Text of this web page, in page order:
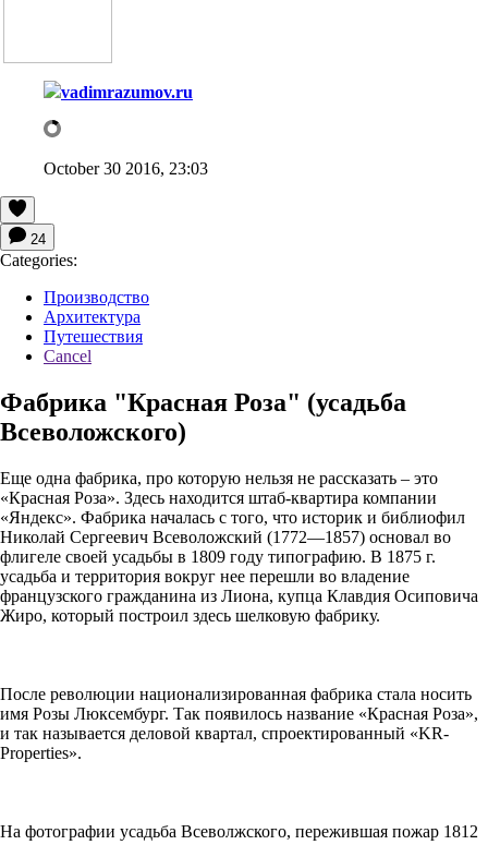
vadimrazumov.ru
October 30 2016, 23:03
24
Categories:
Производство
Архитектура
Путешествия
Cancel
Фабрика "Красная Роза" (усадьба
Всеволожского)
Еще одна фабрика, про которую нельзя не рассказать – это
«Красная Роза». Здесь находится штаб-квартира компании
«Яндекс». Фабрика началась с того, что историк и библиофил
Николай Сергеевич Всеволожский (1772—1857) основал во
флигеле своей усадьбы в 1809 году типографию. В 1875 г.
усадьба и территория вокруг нее перешли во владение
французского гражданина из Лиона, купца Клавдия Осиповича
Жиро, который построил здесь шелковую фабрику.
После революции национализированная фабрика стала носить
имя Розы Люксембург. Так появилось название «Красная Роза»,
и так называется деловой квартал, спроектированный «KR-
Properties».
На фотографии усадьба Всеволжского, пережившая пожар 1812